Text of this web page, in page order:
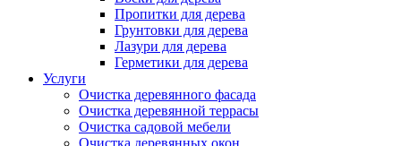
Пропитки для дерева
Грунтовки для дерева
Лазури для дерева
Герметики для дерева
Услуги
Очистка деревянного фасада
Очистка деревянной террасы
Очистка садовой мебели
Очистка деревянных окон